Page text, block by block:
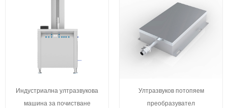
Индустриална ултразвукова
машина за почистване
Ултразвуков потопяем
преобразувател